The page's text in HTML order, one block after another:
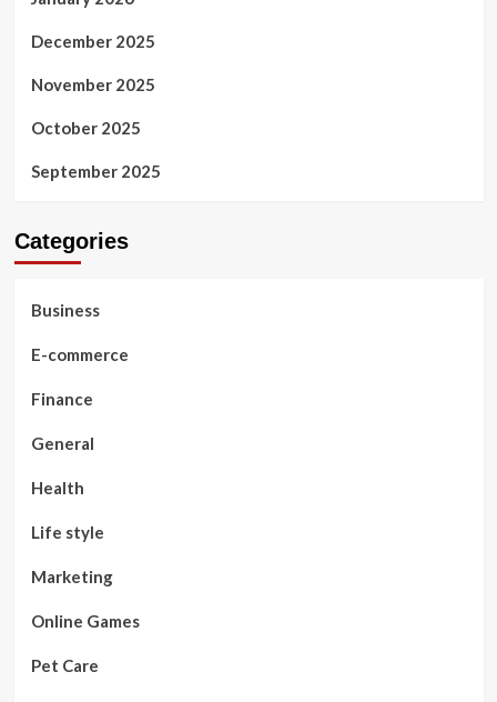
December 2025
November 2025
October 2025
September 2025
Categories
Business
E-commerce
Finance
General
Health
Life style
Marketing
Online Games
Pet Care